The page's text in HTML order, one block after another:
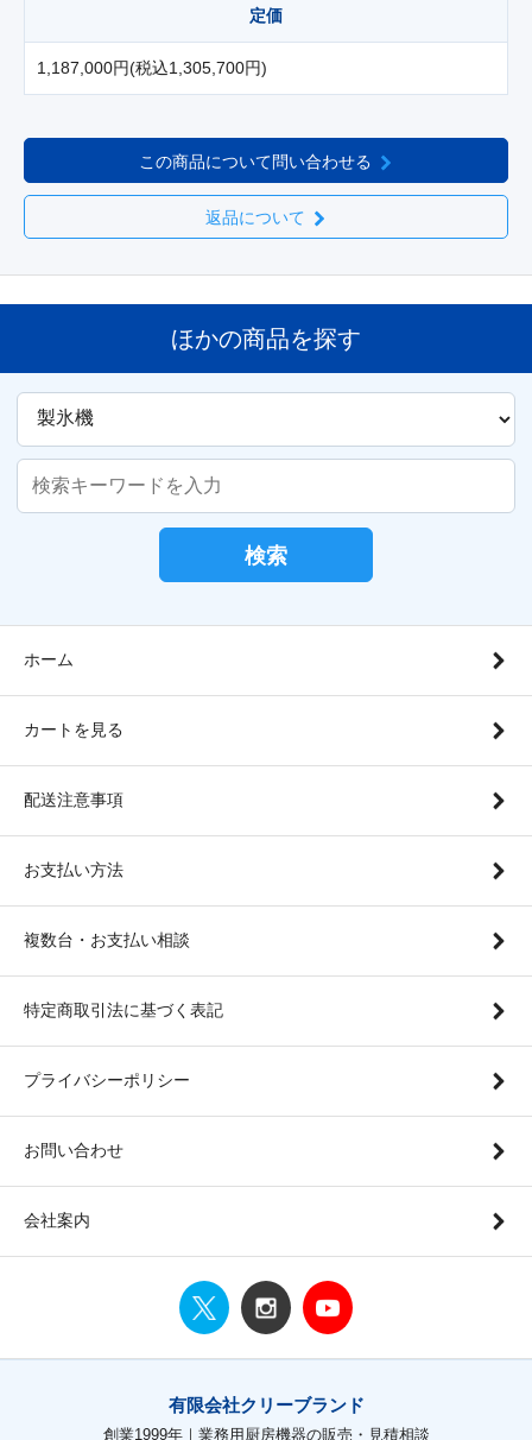
定価
1,187,000円(税込1,305,700円)
この商品について問い合わせる
返品について
ほかの商品を探す
検索
ホーム
カートを見る
配送注意事項
お支払い方法
複数台・お支払い相談
特定商取引法に基づく表記
プライバシーポリシー
お問い合わせ
会社案内
有限会社クリーブランド
創業1999年｜業務用厨房機器の販売・見積相談